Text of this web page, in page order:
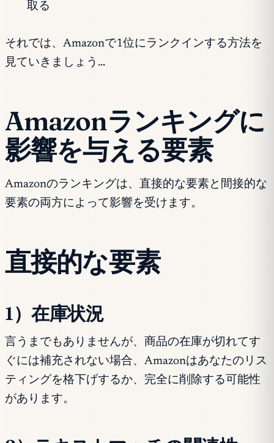
取る
それでは、Amazonで1位にランクインする方法を
見ていきましょう…
Amazonランキングに
影響を与える要素
Amazonのランキングは、直接的な要素と間接的な
要素の両方によって影響を受けます。
直接的な要素
1）在庫状況
言うまでもありませんが、商品の在庫が切れてす
ぐには補充されない場合、Amazonはあなたのリス
ティングを格下げするか、完全に削除する可能性
があります。